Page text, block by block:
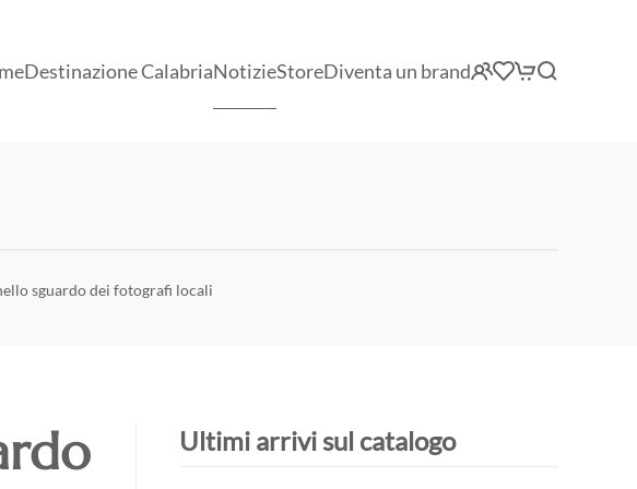
Destinazione CalabriaNotizieStoreDiventa un brand
sguardo dei fotografi locali
Ultimi arrivi sul catalogo